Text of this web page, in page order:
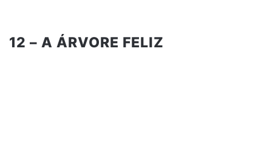
12 – A ÁRVORE FELIZ